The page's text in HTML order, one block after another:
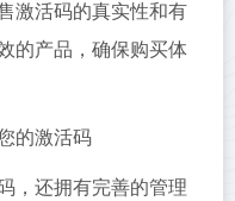
激活码的真实性和有
的产品，确保购买体
的激活码
，还拥有完善的管理